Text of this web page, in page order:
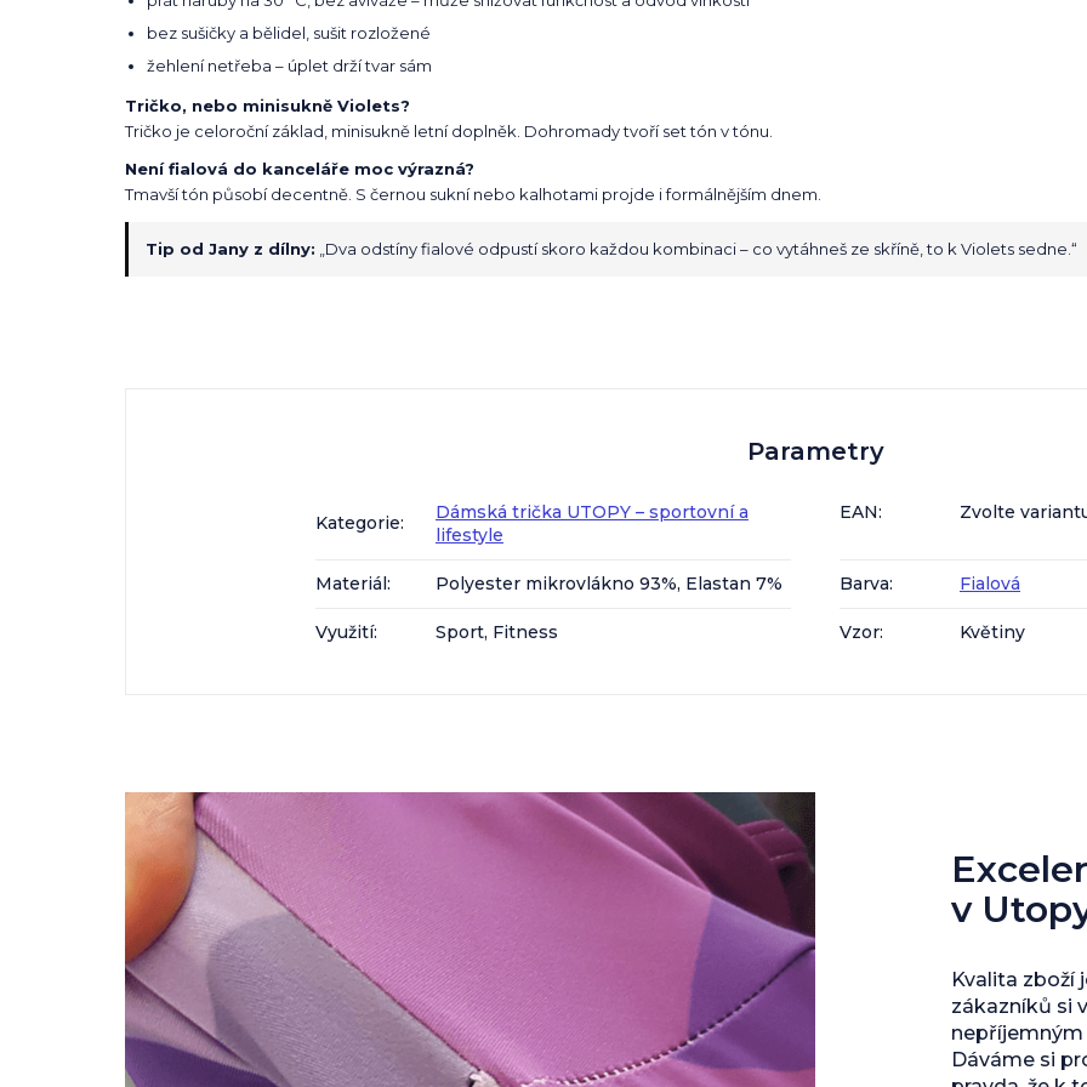
bez sušičky a bělidel, sušit rozložené
žehlení netřeba – úplet drží tvar sám
Tričko, nebo minisukně Violets?
Tričko je celoroční základ, minisukně letní doplněk. Dohromady tvoří set tón v tónu.
Není fialová do kanceláře moc výrazná?
Tmavší tón působí decentně. S černou sukní nebo kalhotami projde i formálnějším dnem.
Tip od Jany z dílny: „Dva odstíny fialové odpustí skoro každou kombinaci – co vytáhneš ze skříně, to k Violets sedne.“
Parametry
Kategorie:
Dámská trička UTOPY – sportovní a
lifestyle
EAN: Zvolte
Materiál: Polyester mikrovlákno 93%, Elastan 7% Barva: Fialová
Využití: Sport, Fitness Vzor: Květiny
v
Kvalita zboží
zákazníků si
Dáváme si